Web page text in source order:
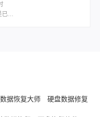
效
已经
数据恢复大师 硬盘数据修复